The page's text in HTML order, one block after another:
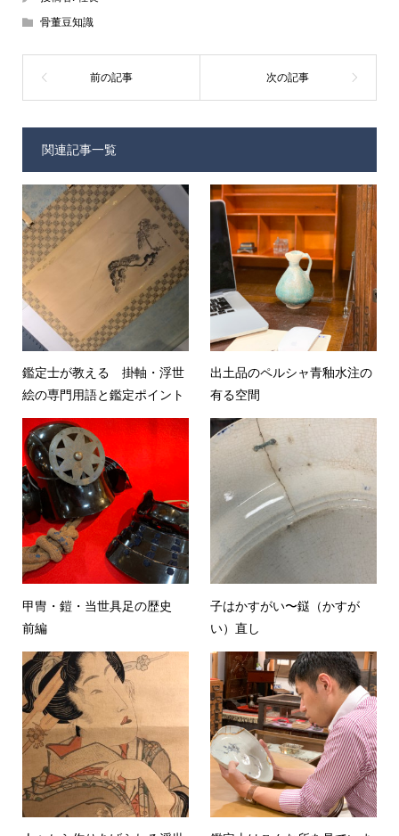
骨董豆知識
関連記事一覧
鑑定士が教える 掛軸・浮世
絵の専門用語と鑑定ポイント
出土品のペルシャ青釉水注の
有る空間
甲冑・鎧・当世具足の歴史
前編
子はかすがい〜鎹（かすが
い）直し